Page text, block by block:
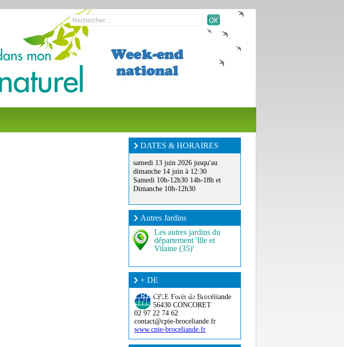
DATES & HORAIRES
samedi 13 juin 2026 jusqu'au
dimanche 14 juin à 12:30
Samedi 10h-12h30 14h-18h et
Dimanche 10h-12h30
Autres Jardins
Les autres jardins du
département 'Ille et
Vilaine (35)'
+ DE
RENSEIGNEMENT ?
CPIE Forêt de Brocéliande
56430 CONCORET
02 97 22 74 62
contact@cpie-broceliande.fr
www.cpie-broceliande.fr